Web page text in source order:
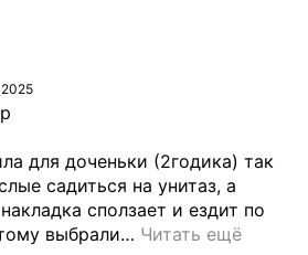
для доченьки (2годика) так
садиться на унитаз, а
сползает и ездит по
выбрали… Читать ещё